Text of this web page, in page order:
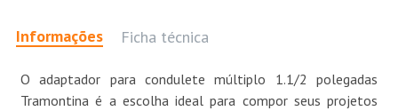
Informações Ficha técnica
O adaptador para condulete múltiplo 1.1/2 polegadas
Tramontina é a escolha ideal para compor seus projetos